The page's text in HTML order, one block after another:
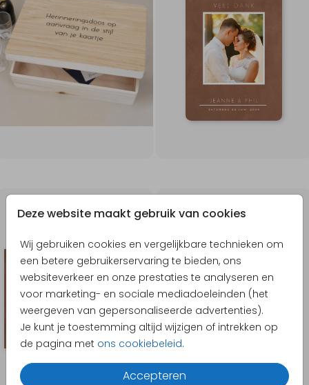
Deze website maakt gebruik van cookies
Wij gebruiken cookies en vergelijkbare technieken om
een betere gebruikerservaring te bieden, ons
websiteverkeer en onze prestaties te analyseren en
voor marketing- en sociale mediadoeleinden (het
weergeven van gepersonaliseerde advertenties).
Je kunt je toestemming altijd wijzigen of intrekken op
de pagina met ons cookiebeleid.
Accepteren
ROSÉGOUDFOLIE